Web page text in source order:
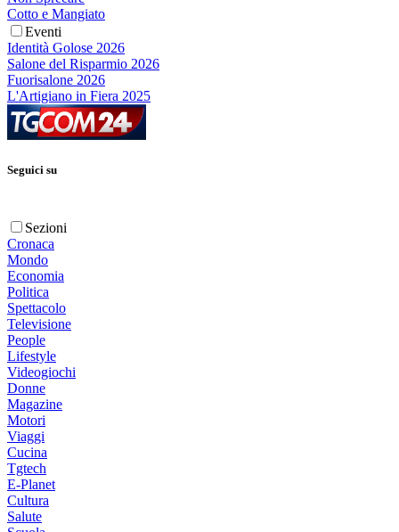
Cotto e Mangiato
Eventi
Identità Golose 2026
Salone del Risparmio 2026
Fuorisalone 2026
L'Artigiano in Fiera 2025
Seguici su
Sezioni
Cronaca
Mondo
Economia
Politica
Spettacolo
Televisione
People
Lifestyle
Videogiochi
Donne
Magazine
Motori
Viaggi
Cucina
Tgtech
E-Planet
Cultura
Salute